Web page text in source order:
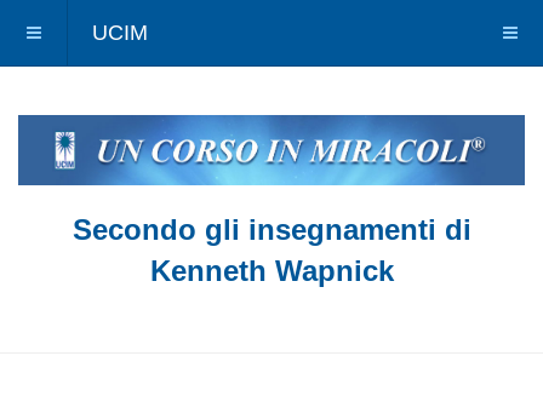
UCIM
Secondo gli insegnamenti di
Kenneth Wapnick